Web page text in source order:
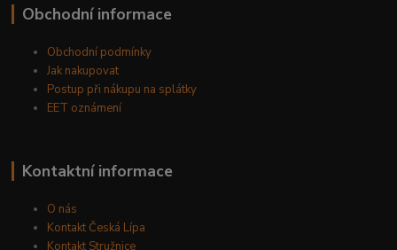
Obchodní informace
Obchodní podmínky
Jak nakupovat
Postup při nákupu na splátky
EET oznámení
Kontaktní informace
O nás
Kontakt Česká Lípa
Kontakt Stružnice